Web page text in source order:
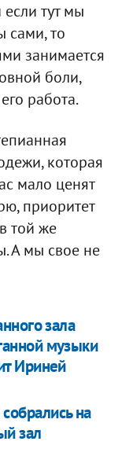
тут мы
сами, то
занимается
боли,
работа.
которая
мало ценят
приоритет
той же
А мы свое не
зала
музыки
Ириней
на
зал